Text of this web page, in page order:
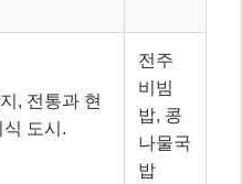
, 전통과 현
도시.
전주
비빔
밥, 콩
나물국
밥